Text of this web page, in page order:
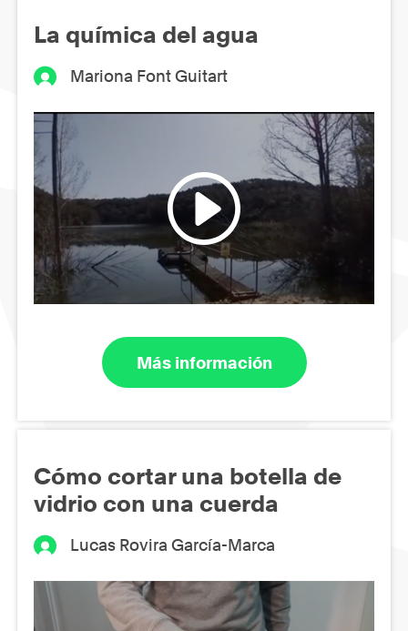
La química del agua
Mariona Font Guitart
Más información
Cómo cortar una botella de
vidrio con una cuerda
Lucas Rovira García-Marca